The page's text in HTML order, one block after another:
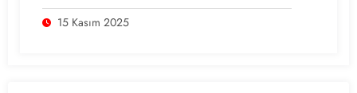
15 Kasım 2025